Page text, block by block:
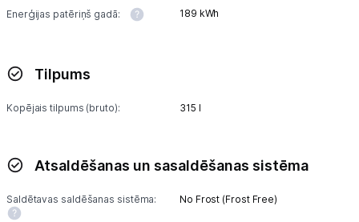
Tet pakalpojumi
Informācija
Enerģijas patēriņš gadā: 189 kWh
Tilpums
Kopējais tilpums (bruto): 315 l
Atsaldēšanas un sasaldēšanas sistēma
Saldētavas saldēšanas sistēma: No Frost (Frost Free)